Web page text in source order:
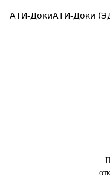
АТИ-ДокиАТИ-Доки